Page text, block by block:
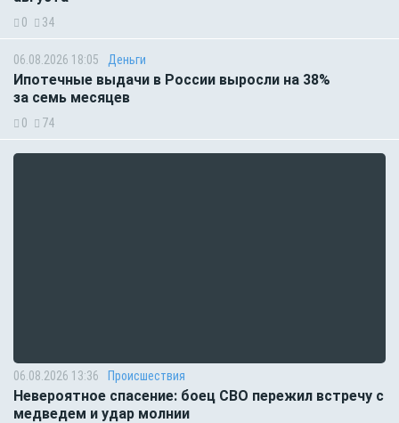
0 34
06.08.2026 18:05 Деньги
Ипотечные выдачи в России выросли на 38%
за семь месяцев
0 74
06.08.2026 13:36 Происшествия
Невероятное спасение: боец СВО пережил встречу с
медведем и удар молнии